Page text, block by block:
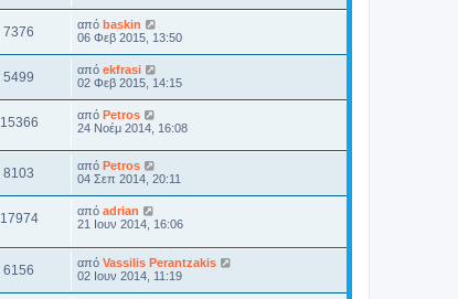
7376 από baskin
06 Φεβ 2015, 13:50
5499 από ekfrasi
02 Φεβ 2015, 14:15
15366 από Petros
24 Νοέμ 2014, 16:08
8103 από Petros
04 Σεπ 2014, 20:11
17974 από adrian
21 Ιουν 2014, 16:06
6156 από Vassilis Perantzakis
02 Ιουν 2014, 11:19